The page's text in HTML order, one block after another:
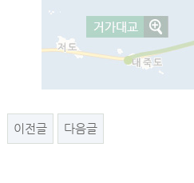
이전글 다음글